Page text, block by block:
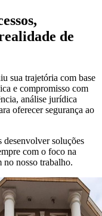
de
sua trajetória com base
e compromisso com
análise jurídica
oferecer segurança ao
desenvolver soluções
com o foco na
no nosso trabalho.